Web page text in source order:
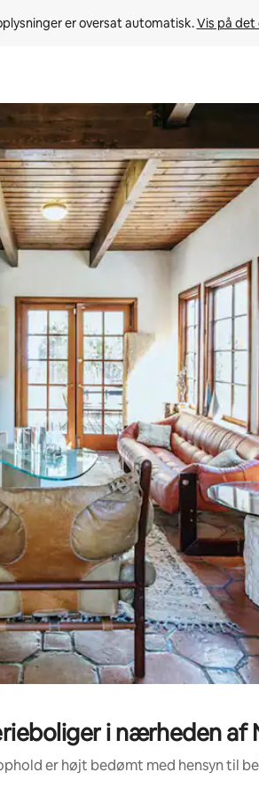
er oversat automatisk. Vis på det
op og ned eller se mere ved at
i nærheden af
er højt bedømt med hensyn til